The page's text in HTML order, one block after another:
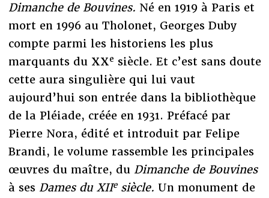
Dimanche de Bouvines. Né en 1919 à Paris et
mort en 1996 au Tholonet, Georges Duby
compte parmi les historiens les plus
marquants du XXe siècle. Et c’est sans doute
cette aura singulière qui lui vaut
aujourd’hui son entrée dans la bibliothèque
de la Pléiade, créée en 1931. Préfacé par
Pierre Nora, édité et introduit par Felipe
Brandi, le volume rassemble les principales
œuvres du maître, du Dimanche de Bouvines
à ses Dames du XIIesiècle. Un monument de